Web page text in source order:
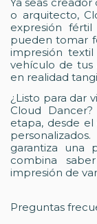
o arquitecto,
expresión
pueden tomar
impresión
vehículo de tus
en realidad
¿Listo para dar
Cloud
etapa, desde
garantiza una
combina
impresión de
Preguntas